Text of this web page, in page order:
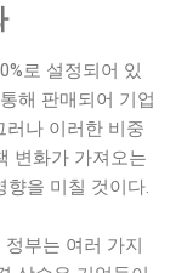
로 설정되어 있
해 판매되어 기업
러나 이러한 비중
변화가 가져오는
을 미칠 것이다.
부는 여러 가지